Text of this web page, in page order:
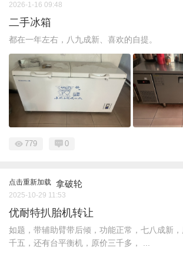
2026-1-16 09:48
二手冰箱
都在一年左右，八九成新、喜欢的自提。
779 0
点击重新加载 拿破轮
2025-10-29 11:53
优耐特扒胎机转让
如题，带辅助臂带后倾，功能正常，七八成新
千五，还有台平衡机，原价三千多， ...